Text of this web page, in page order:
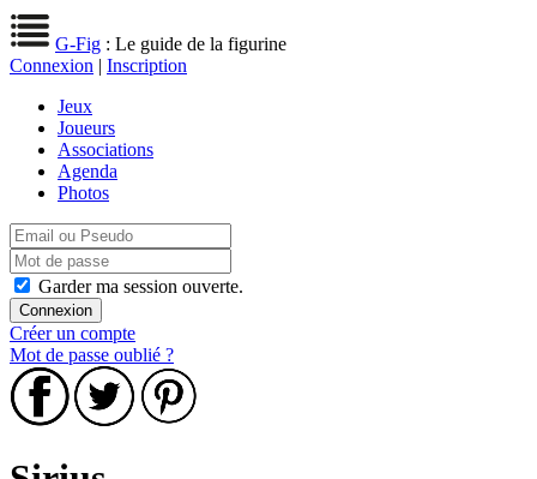
G-Fig : Le guide de la figurine
Connexion | Inscription
Jeux
Joueurs
Associations
Agenda
Photos
Garder ma session ouverte.
Créer un compte
Mot de passe oublié ?